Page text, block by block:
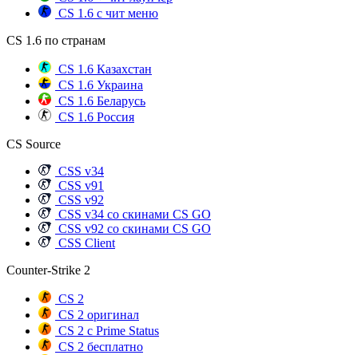
CS 1.6 с чит меню
CS 1.6 по странам
CS 1.6 Казахстан
CS 1.6 Украина
CS 1.6 Беларусь
CS 1.6 Россия
CS Source
CSS v34
CSS v91
CSS v92
CSS v34 со скинами CS GO
CSS v92 со скинами CS GO
CSS Client
Counter-Strike 2
CS 2
CS 2 оригинал
CS 2 с Prime Status
CS 2 бесплатно